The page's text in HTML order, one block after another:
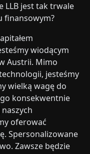
LLB jest tak trwale
finansowym?
wiodącym
Austrii. Mimo
jesteśmy
wielką wagę do
konsekwentnie
oferować
Spersonalizowane
Zawsze będzie